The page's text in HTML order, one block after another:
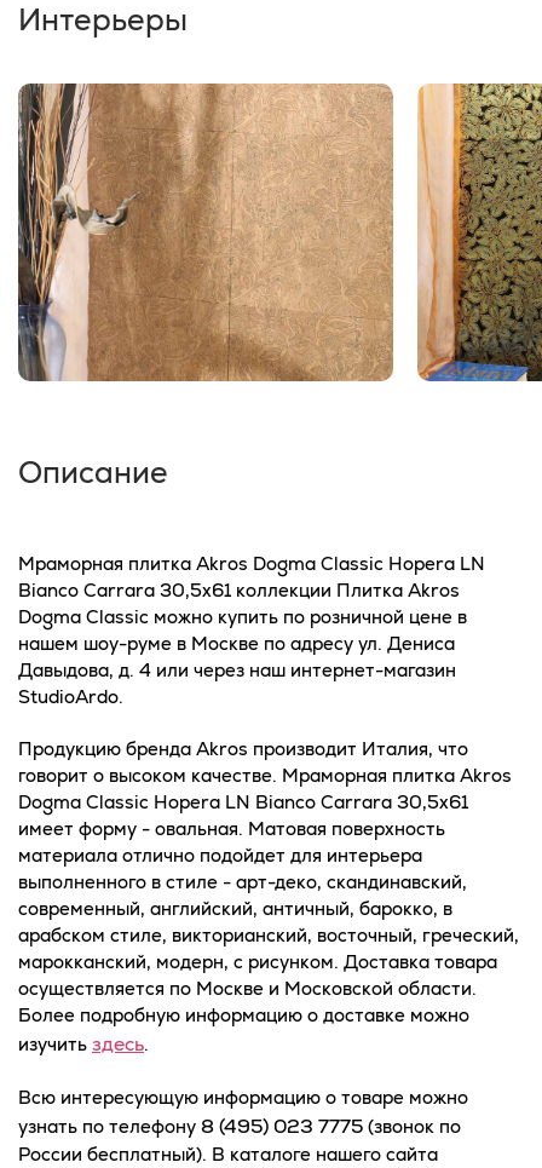
Интерьеры
Описание
Мраморная плитка Akros Dogma Classic Hopera LN
Bianco Carrara 30,5x61 коллекции Плитка Akros
Dogma Classic можно купить по розничной цене в
нашем шоу-руме в Москве по адресу ул. Дениса
Давыдова, д. 4 или через наш интернет-магазин
StudioArdo.
Продукцию бренда Akros производит Италия, что
говорит о высоком качестве. Мраморная плитка Akros
Dogma Classic Hopera LN Bianco Carrara 30,5x61
имеет форму - овальная. Матовая поверхность
материала отлично подойдет для интерьера
выполненного в стиле - арт-деко, скандинавский,
современный, английский, античный, барокко, в
арабском стиле, викторианский, восточный, греческий,
марокканский, модерн, с рисунком. Доставка товара
осуществляется по Москве и Московской области.
Более подробную информацию о доставке можно
изучить здесь.
Всю интересующую информацию о товаре можно
узнать по телефону 8 (495) 023 7775 (звонок по
России бесплатный). В каталоге нашего сайта